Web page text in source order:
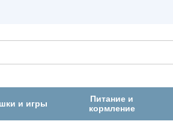
и игры
Питание и
кормление